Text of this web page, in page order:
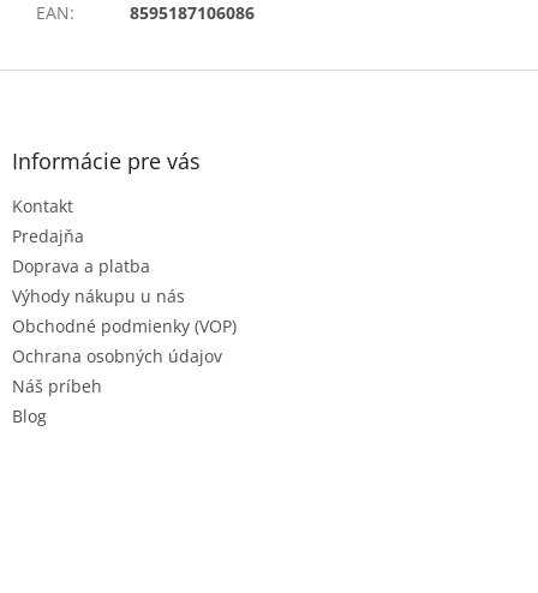
EAN: 8595187106086
Z
Informácie pre vás
Kontakt
Predajňa
Doprava a platba
Výhody nákupu u nás
Obchodné podmienky (VOP)
Ochrana osobných údajov
Náš príbeh
Blog